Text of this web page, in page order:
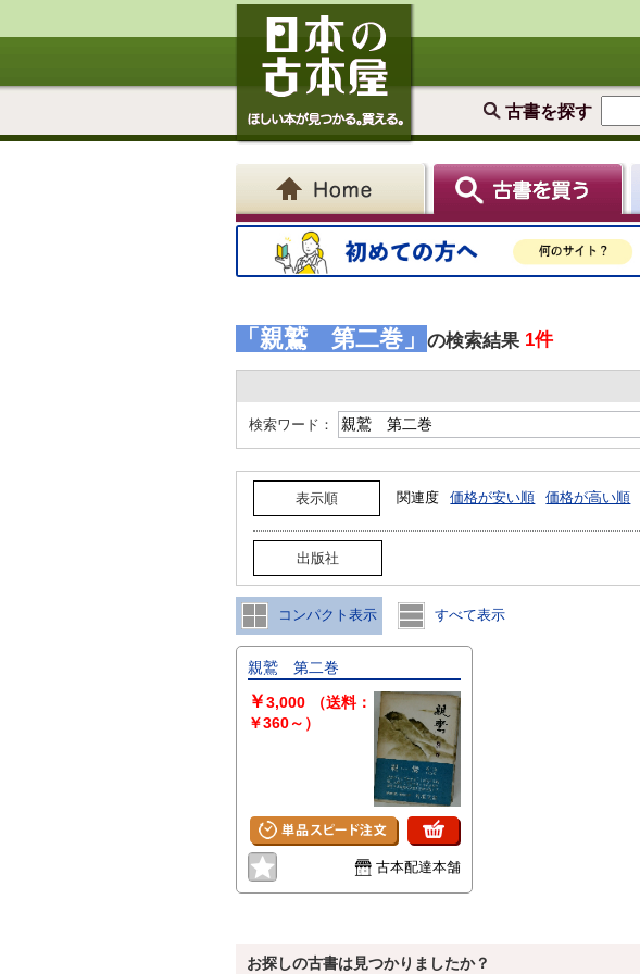
古書を探す
「親鷲 第二巻」 の検索結果 1件
検索ワード：
表示順 関連度 価格が安い順 価格が高い順
出版社
コンパクト表示 すべて表示
親鷲 第二巻
￥3,000
（送料：
￥360～）
古本配達本舗
お探しの古書は見つかりましたか？